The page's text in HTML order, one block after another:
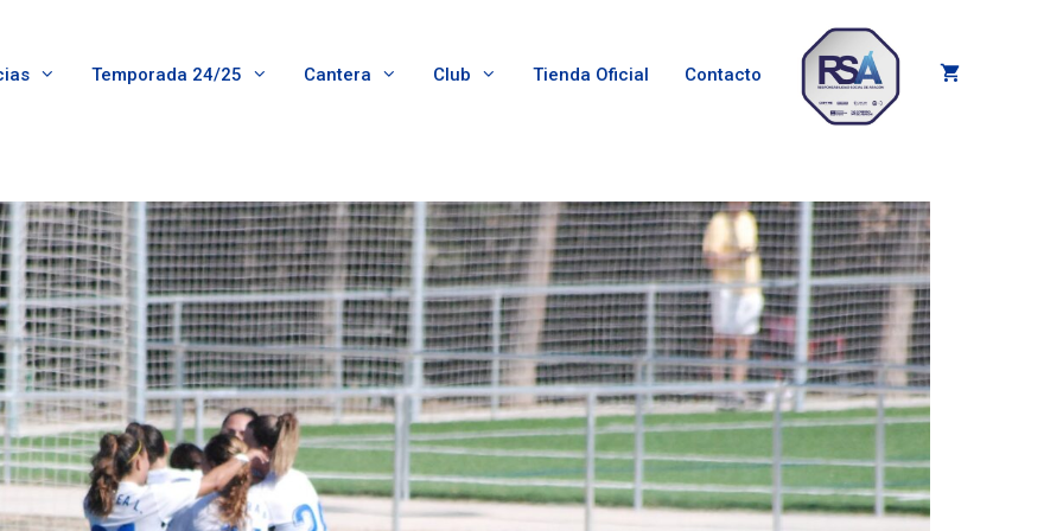
Temporada 24/25 Cantera Club Tienda Oficial Contacto